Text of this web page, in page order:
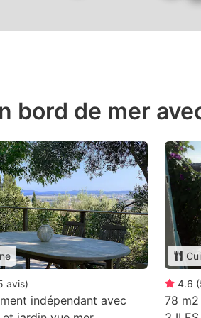
bord de mer
avis)
indépendant avec
4.6 (
78 m2